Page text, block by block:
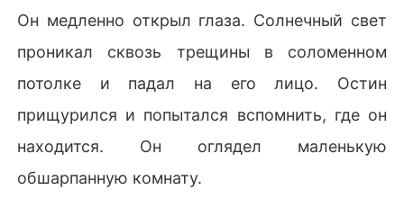
Он медленно открыл глаза. Солнечный свет
проникал сквозь трещины в соломенном
потолке и падал на его лицо. Остин
прищурился и попытался вспомнить, где он
находится. Он оглядел маленькую
обшарпанную комнату.